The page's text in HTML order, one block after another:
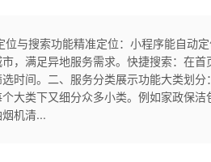
位与搜索功能精准定位：小程序能自动
，满足异地服务需求。快捷搜索：在
时间。二、服务分类展示功能大类划
大类下又细分众多小类。例如家政保
机清...